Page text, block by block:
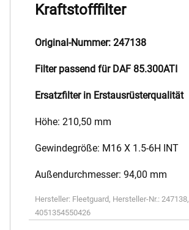
Kraftstofffilter
Original-Nummer: 247138
Filter passend für DAF 85.300ATI
Ersatzfilter in Erstausrüsterqualität
Höhe: 210,50 mm
Gewindegröße: M16 X 1.5-6H INT
Außendurchmesser: 94,00 mm
Hersteller: Fleetguard , Hersteller-Nr.: 247138,
4051354550426